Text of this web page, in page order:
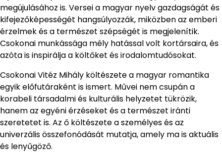
megújulásához is. Versei a magyar nyelv gazdagságát és
kifejezőképességét hangsúlyozzák, miközben az emberi
érzelmek és a természet szépségét is megjelenítik.
Csokonai munkássága mély hatással volt kortársaira, és
azóta is inspirálja a költőket és irodalomtudósokat.
Csokonai Vitéz Mihály költészete a magyar romantika
egyik előfutáraként is ismert. Művei nem csupán a
korabeli társadalmi és kulturális helyzetet tükrözik,
hanem az egyéni érzéseket és a természet iránti
szeretetet is. Az ő költészete a személyes és az
univerzális összefonódását mutatja, amely ma is aktuális
és lenyűgöző.